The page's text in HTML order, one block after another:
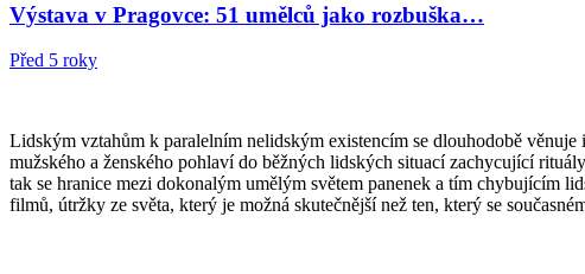
Výstava v Pragovce: 51 umělců jako rozbuška…
Před 5 roky
Lidským vztahům k paralelním nelidským existencím se dlouhodobě věnuje i
mužského a ženského pohlaví do běžných lidských situací zachycující
tak se hranice mezi dokonalým umělým světem panenek a tím chybujícím
filmů, útržky ze světa, který je možná skutečnější než ten, který se